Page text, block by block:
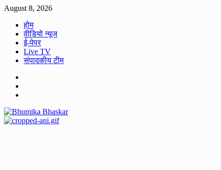
Skip
content
August 8, 2026
होम
वीडियो न्यूज
ई-पेपर
Live TV
संपादकीय टीम